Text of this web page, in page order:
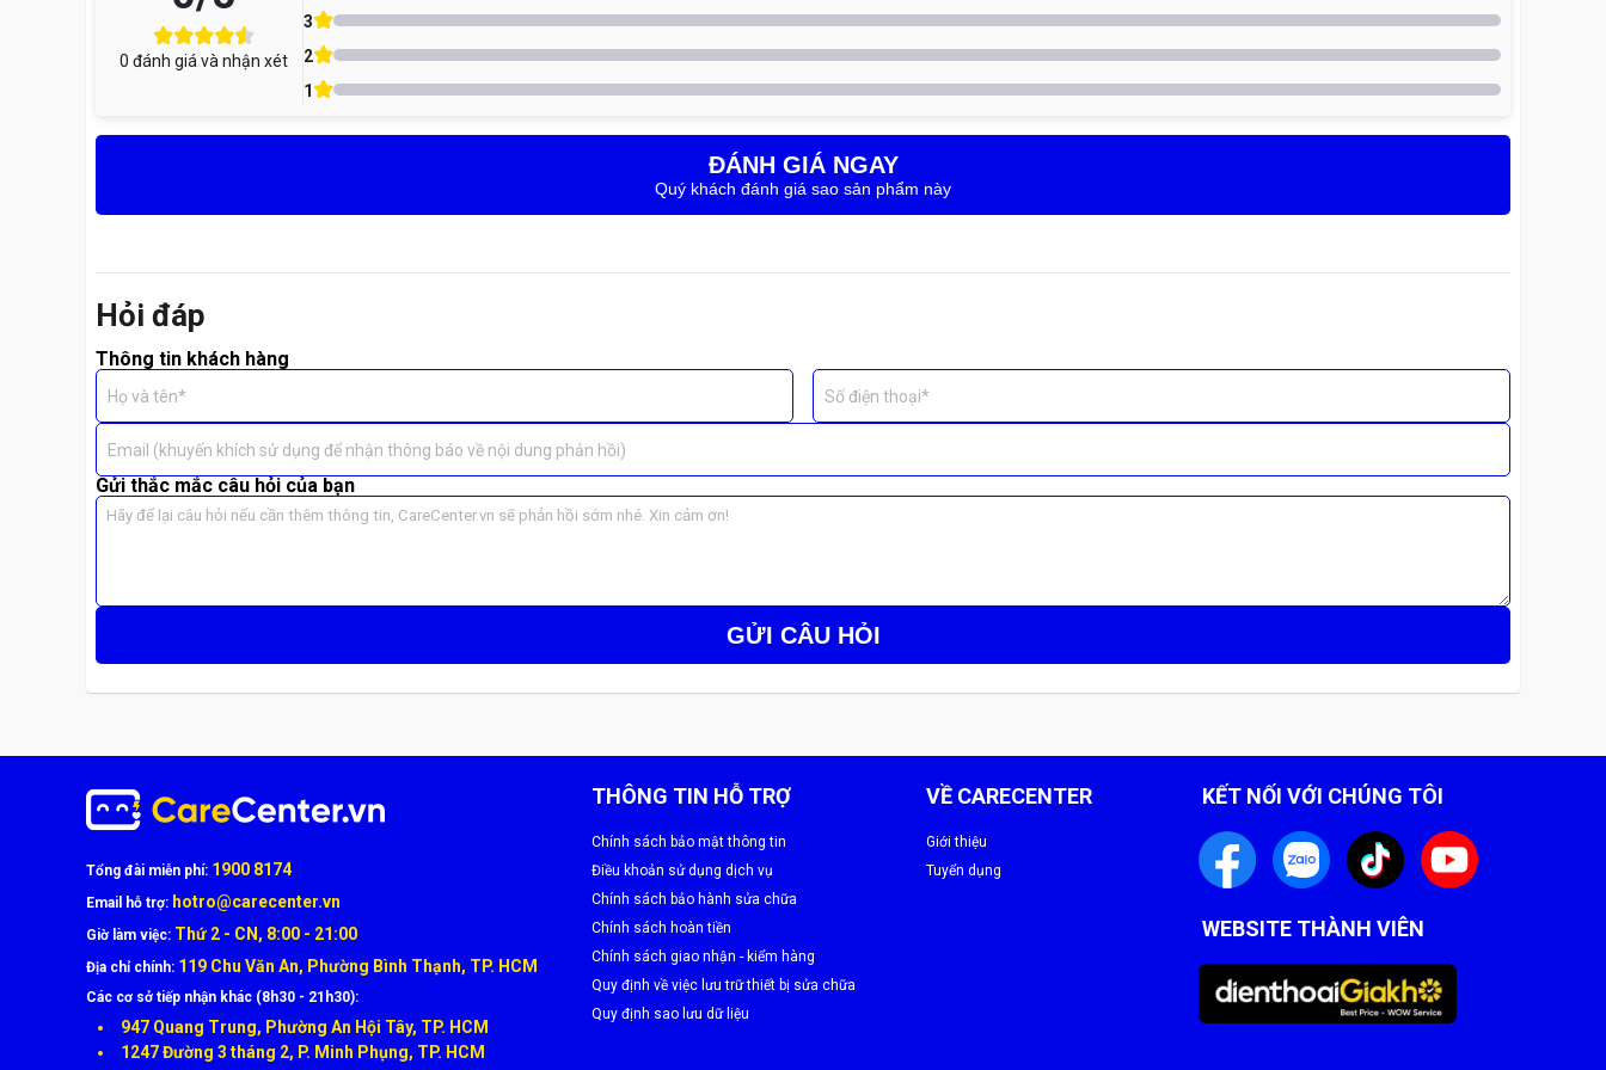
Lưu ý:Chi phí trên đã bao gồm dịch vụ thay ép mặt kính Samsung Galaxy J7 Plus , không phát sinh chi phí ẩn.
0 đánh giá và nhận xét
3
2
1
ĐÁNH GIÁ NGAY
Quý khách đánh giá sao sản phẩm này
Hỏi đáp
Thông tin khách hàng
Họ và tên* Số điện thoại*
Email (khuyến khích sử dụng để nhận thông báo về nội dung phản hồi)
Gửi thắc mắc câu hỏi của bạn
GỬI CÂU HỎI
Tổng đài miễn phí: 1900 8174
Email hỗ trợ: hotro@carecenter.vn
Giờ làm việc: Thứ 2 - CN, 8:00 - 21:00
Địa chỉ chính: 119 Chu Văn An, Phường Bình Thạnh, TP. HCM
Các cơ sở tiếp nhận khác (8h30 - 21h30):
947 Quang Trung, Phường An Hội Tây, TP. HCM
1247 Đường 3 tháng 2, P. Minh Phụng, TP. HCM
THÔNG TIN HỖ TRỢ
Chính sách bảo mật thông tin
Điều khoản sử dụng dịch vụ
Chính sách bảo hành sửa chữa
Chính sách hoàn tiền
Chính sách giao nhận - kiểm hàng
Quy định về việc lưu trữ thiết bị sửa chữa
Quy định sao lưu dữ liệu
VỀ CARECENTER
Giới thiệu
Tuyển dụng
KẾT NỐI VỚI CHÚNG TÔI
WEBSITE THÀNH VIÊN